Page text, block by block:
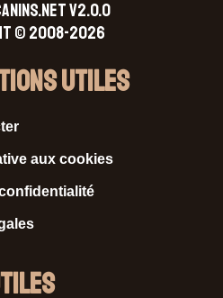
V2.0.0
© 2008-2026
Utiles
aux cookies